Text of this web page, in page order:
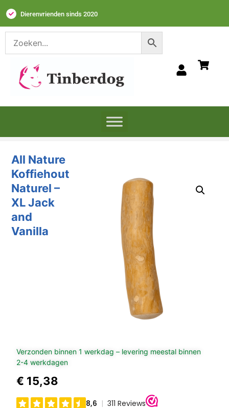
Dierenvrienden sinds 2020
All Nature
Koffiehout
Naturel –
XL Jack
and
Vanilla
Verzonden binnen 1 werkdag – levering meestal binnen
2-4 werkdagen
€ 15,38